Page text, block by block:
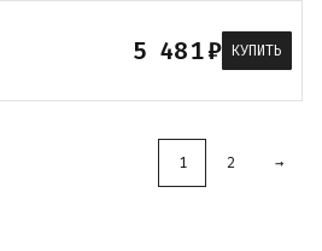
5 481₽ КУПИТЬ
1 2 →